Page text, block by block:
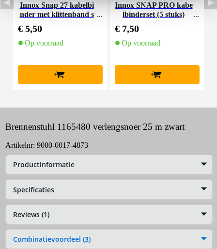
Innox Snap 27 kabelbi
nder met klittenband s
€ 5,50
Op voorraad
+
Innox SNAP PRO kabe
lbinderset (5 stuks)
€ 7,50
Op voorraad
+
Brennenstuhl 1165480 verlengsnoer 25 m zwart
Artikelnr: 9000-0017-4873
Productinformatie
Specificaties
Reviews (1)
Combinatievoordeel (3)